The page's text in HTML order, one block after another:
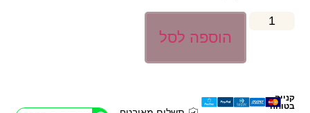
הוספה לסל
קנייה
בטוחה